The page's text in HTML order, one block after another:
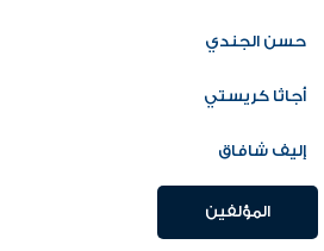
حسن الجندي
أجاثا كريستي
إليف شافاق
المؤلفين